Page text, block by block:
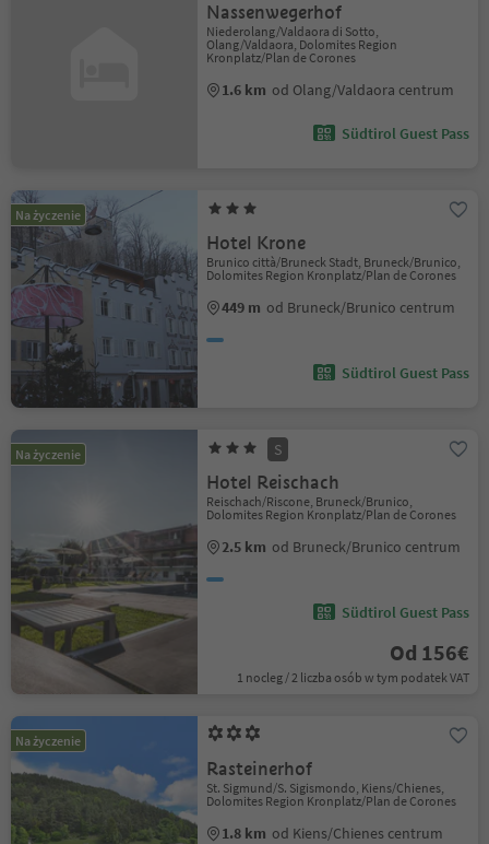
Nassenwegerhof
Niederolang/Valdaora di Sotto,
Olang/Valdaora, Dolomites Region
Kronplatz/Plan de Corones
1.6 km od Olang/Valdaora centrum
Südtirol Guest Pass
Na życzenie
Hotel Krone
Brunico città/Bruneck Stadt, Bruneck/Brunico,
Dolomites Region Kronplatz/Plan de Corones
449 m od Bruneck/Brunico centrum
Südtirol Guest Pass
Na życzenie S
Hotel Reischach
Reischach/Riscone, Bruneck/Brunico,
Dolomites Region Kronplatz/Plan de Corones
2.5 km od Bruneck/Brunico centrum
Südtirol Guest Pass
Od 156€
1 nocleg / 2 liczba osób w tym podatek VAT
Na życzenie
Rasteinerhof
St. Sigmund/S. Sigismondo, Kiens/Chienes,
Dolomites Region Kronplatz/Plan de Corones
1.8 km od Kiens/Chienes centrum